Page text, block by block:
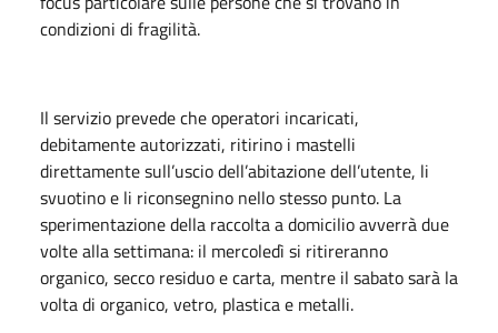
condizioni di fragilità.
Il servizio prevede che operatori incaricati,
debitamente autorizzati, ritirino i mastelli
direttamente sull’uscio dell’abitazione dell’utente, li
svuotino e li riconsegnino nello stesso punto. La
sperimentazione della raccolta a domicilio avverrà due
volte alla settimana: il mercoledì si ritireranno
organico, secco residuo e carta, mentre il sabato sarà la
volta di organico, vetro, plastica e metalli.